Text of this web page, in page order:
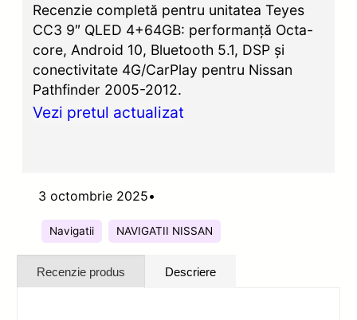
Recenzie completă pentru unitatea Teyes
CC3 9″ QLED 4+64GB: performanță Octa-
core, Android 10, Bluetooth 5.1, DSP și
conectivitate 4G/CarPlay pentru Nissan
Pathfinder 2005-2012.
Vezi pretul actualizat
3 octombrie 2025•
Navigatii NAVIGATII NISSAN
Recenzie produs Descriere